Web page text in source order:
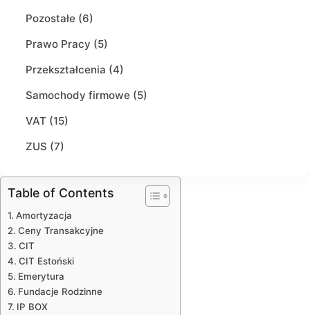
Pozostałe (6)
Prawo Pracy (5)
Przekształcenia (4)
Samochody firmowe (5)
VAT (15)
ZUS (7)
Table of Contents
Amortyzacja
Ceny Transakcyjne
CIT
CIT Estoński
Emerytura
Fundacje Rodzinne
IP BOX